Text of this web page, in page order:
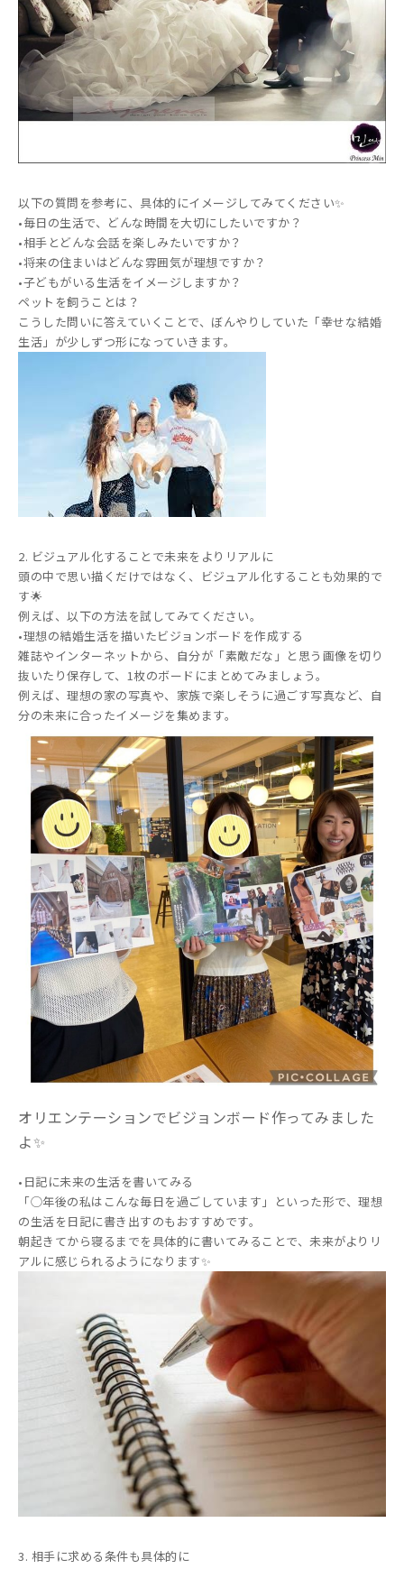
以下の質問を参考に、具体的にイメージしてみてください✨
•毎日の生活で、どんな時間を大切にしたいですか？
•相手とどんな会話を楽しみたいですか？
•将来の住まいはどんな雰囲気が理想ですか？
•子どもがいる生活をイメージしますか？
ペットを飼うことは？
こうした問いに答えていくことで、ぼんやりしていた「幸せな結婚
生活」が少しずつ形になっていきます。
2. ビジュアル化することで未来をよりリアルに
頭の中で思い描くだけではなく、ビジュアル化することも効果的で
す🌟
例えば、以下の方法を試してみてください。
•理想の結婚生活を描いたビジョンボードを作成する
雑誌やインターネットから、自分が「素敵だな」と思う画像を切り
抜いたり保存して、1枚のボードにまとめてみましょう。
例えば、理想の家の写真や、家族で楽しそうに過ごす写真など、自
分の未来に合ったイメージを集めます。
オリエンテーションでビジョンボード作ってみました
よ✨
•日記に未来の生活を書いてみる
「◯年後の私はこんな毎日を過ごしています」といった形で、理想
の生活を日記に書き出すのもおすすめです。
朝起きてから寝るまでを具体的に書いてみることで、未来がよりリ
アルに感じられるようになります✨
3. 相手に求める条件も具体的に